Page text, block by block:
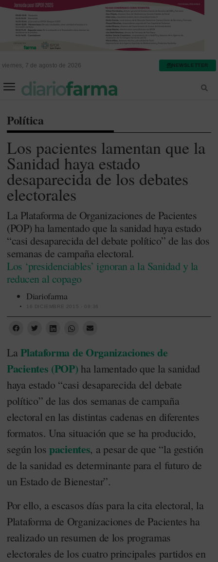
viernes, 7 de agosto de 2026 NEWSLETTER
Política
Los pacientes lamentan que la
Sanidad haya estado
desaparecida de los debates
electorales
La Plataforma de Organizaciones de Pacientes
(POP) ha lamentado que la sanidad haya estado
“casi desaparecida del debate político” de las dos
semanas de campaña electoral.
Los ‘presidenciables’ ignoran a la Sanidad y la
reducen al copago
Diariofarma
16 DICIEMBRE 2015 - 09:36
LaPlataforma de Organizaciones de
Pacientes (POP) ha lamentado que la sanidad
haya estado “casi desaparecida del debate
político” de las dos semanas de campaña
electoral en las distintas cadenas en diferentes
formatos. Una situación que se ha producido,
según los pacientes, a pesar de que “la gestión
de la sanidad es determinante para el futuro de
un Estado de Bienestar”.
Por ello, a escasos días para la cita electoral, la
Plataforma de Organizaciones de Pacientes ha
realizado un resumen de los programas
electorales de los cuatro principales partidos en